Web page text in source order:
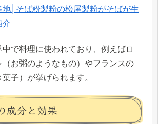
地│そば粉製粉の松屋製粉がそばが生
介
中で料理に使われており、例えばロ
（お粥のようなもの）やフランスの
子）が挙げられます。
成分と効果